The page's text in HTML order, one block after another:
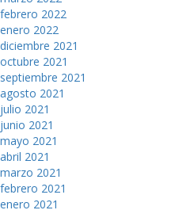
febrero 2022
enero 2022
diciembre 2021
octubre 2021
septiembre 2021
agosto 2021
julio 2021
junio 2021
mayo 2021
abril 2021
marzo 2021
febrero 2021
enero 2021